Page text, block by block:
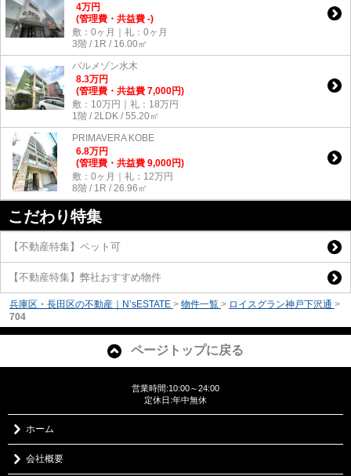
4万円
(管理費・共益費 -)
敷：0ヶ月｜礼：0ヶ月
3階 / 1R / 16.00㎡
パルメゾン水木
8.3万円
(管理費・共益費 7,000円)
敷：10万円｜礼：18万円
1階 / 2LDK / 55.20㎡
PRIMAVERA KOBE
6.8万円
(管理費・共益費 9,000円)
敷：0ヶ月｜礼：12万円
8階 / 1R / 26.96㎡
こだわり特集
【不動産特集】ペット可
【不動産特集】弊社おすすめ物件
兵庫区・長田区の不動産｜N’sESTATE > 物件一覧 > ロイスグラン神戸下沢通 >
704
ページトップに戻る
営業時間:10:00～24:00
定休日:年中無休
ホーム
会社概要